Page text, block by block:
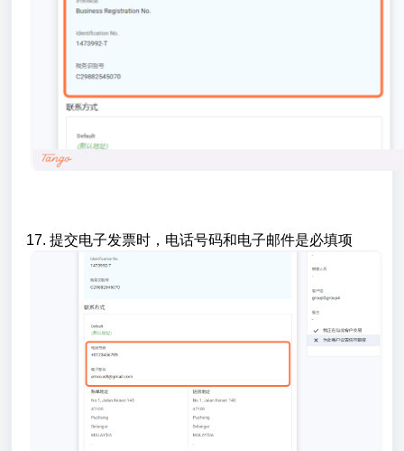
17. 提交电子发票时，电话号码和电子邮件是必填项